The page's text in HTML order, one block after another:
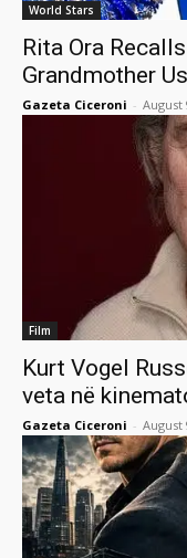
World Stars
Rita Ora
Grandmother
Gazeta Ciceroni - August
Film
Kurt Vogel
veta në
Gazeta Ciceroni - August